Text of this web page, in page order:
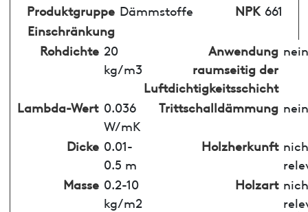
Produktgruppe Dämmstoffe NPK 661
Einschränkung
Rohdichte 20
kg/m3
Anwendung
raumseitig der
Luftdichtigkeitsschicht
nein
Lambda-Wert 0.036
W/mK
Trittschalldämmung nein
Dicke 0.01-
0.5 m
Holzherkunft
Masse 0.2-10
kg/m2
Holzart